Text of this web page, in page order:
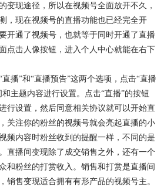
变现途径，所以在视频号全面放开不久，
，现在视频号的直播功能也已经完全开
开通了视频号，也就等于同时开通了直播
点击人像按钮，进入个人中心就能在右下
播”和“直播预告”这两个选项，点击“直播
主题内容进行设置。点击“直播”的按钮
行设置，然后同意相关协议就可以开始直
关注你的粉丝的视频号就会亮起直播的小
频内容时粉丝收到的提醒一样，不同的是
直播间变现除了成交销售之外，还有一个
和粉丝的打赏收入。销售和打赏是直播间
销售变现适合拥有有形产品的视频号主。